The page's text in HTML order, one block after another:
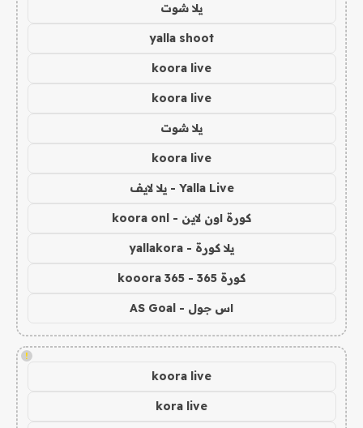
يلا شوت
yalla shoot
koora live
koora live
يلا شوت
koora live
Yalla Live - يلا لايف
كورة اون لاين - koora onl
يلا كورة - yallakora
كورة 365 - kooora 365
اس جول - AS Goal
!
koora live
kora live